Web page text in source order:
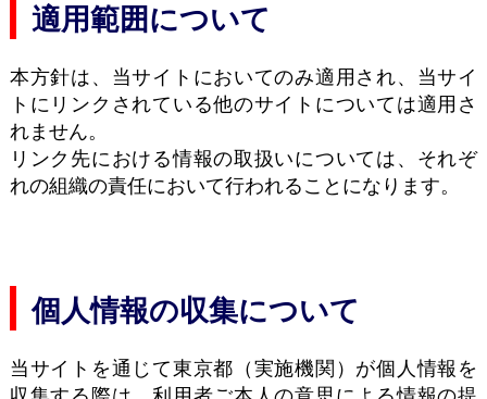
適用範囲について
本方針は、当サイトにおいてのみ適用され、当サイ
トにリンクされている他のサイトについては適用さ
れません。
リンク先における情報の取扱いについては、それぞ
れの組織の責任において行われることになります。
個人情報の収集について
当サイトを通じて東京都（実施機関）が個人情報を